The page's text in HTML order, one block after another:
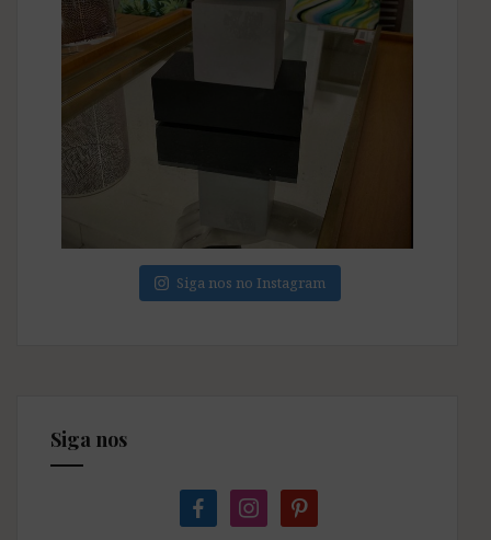
Siga nos no Instagram
Siga nos
facebookinstagrampinterest